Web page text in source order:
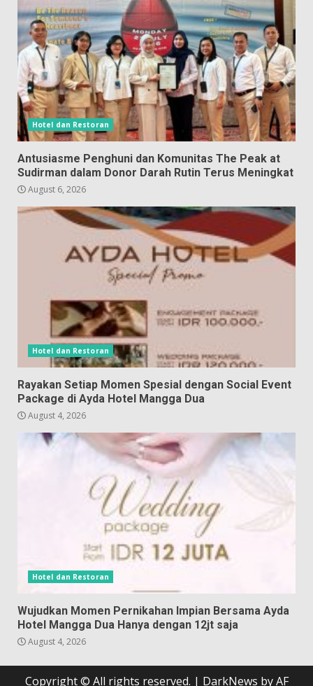
Hotel dan Restoran
Antusiasme Penghuni dan Komunitas The Peak at
Sudirman dalam Donor Darah Rutin Terus Meningkat
August 6, 2026
Hotel dan Restoran
Rayakan Setiap Momen Spesial dengan Social Event
Package di Ayda Hotel Mangga Dua
August 4, 2026
Hotel dan Restoran
Wujudkan Momen Pernikahan Impian Bersama Ayda
Hotel Mangga Dua Hanya dengan 12jt saja
August 4, 2026
Copyright © All rights reserved. | DarkNews by AF